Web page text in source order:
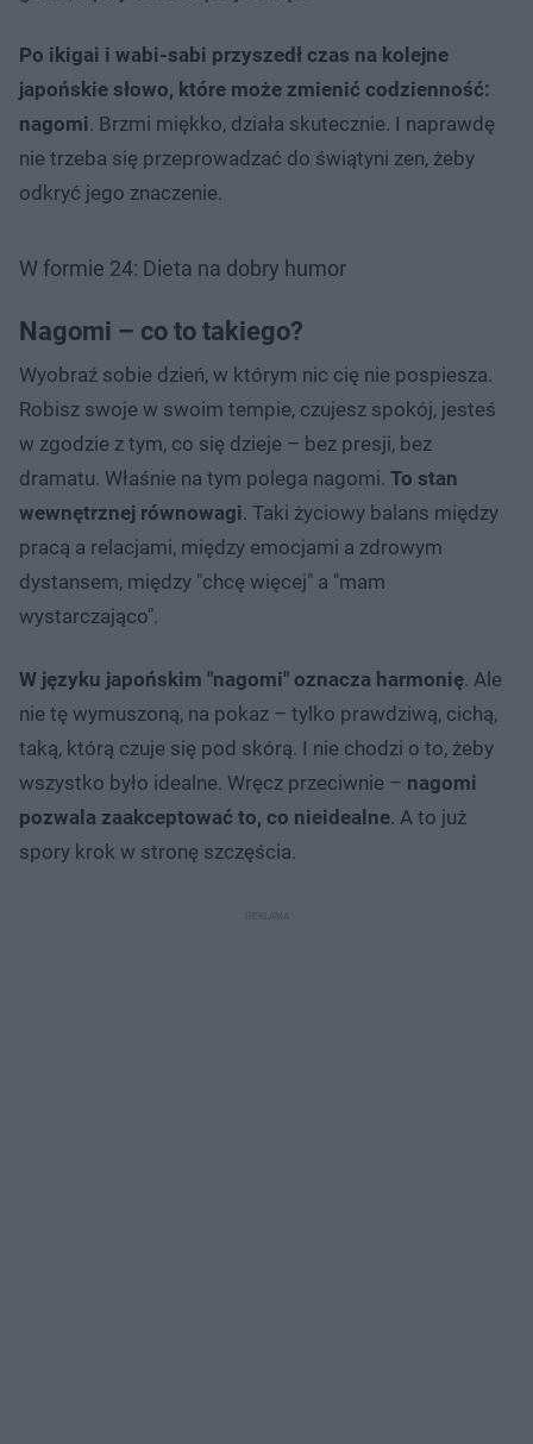
Po ikigai i wabi-sabi przyszedł czas na kolejne
japońskie słowo, które może zmienić codzienność:
nagomi. Brzmi miękko, działa skutecznie. I naprawdę
nie trzeba się przeprowadzać do świątyni zen, żeby
odkryć jego znaczenie.
W formie 24: Dieta na dobry humor
Nagomi – co to takiego?
Wyobraź sobie dzień, w którym nic cię nie pospiesza.
Robisz swoje w swoim tempie, czujesz spokój, jesteś
w zgodzie z tym, co się dzieje – bez presji, bez
dramatu. Właśnie na tym polega nagomi. To stan
wewnętrznej równowagi. Taki życiowy balans między
pracą a relacjami, między emocjami a zdrowym
dystansem, między "chcę więcej" a "mam
wystarczająco".
W języku japońskim "nagomi" oznacza harmonię. Ale
nie tę wymuszoną, na pokaz – tylko prawdziwą, cichą,
taką, którą czuje się pod skórą. I nie chodzi o to, żeby
wszystko było idealne. Wręcz przeciwnie – nagomi
pozwala zaakceptować to, co nieidealne. A to już
spory krok w stronę szczęścia.